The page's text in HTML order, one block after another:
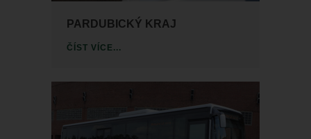
PARDUBICKÝ KRAJ
ČÍST VÍCE...